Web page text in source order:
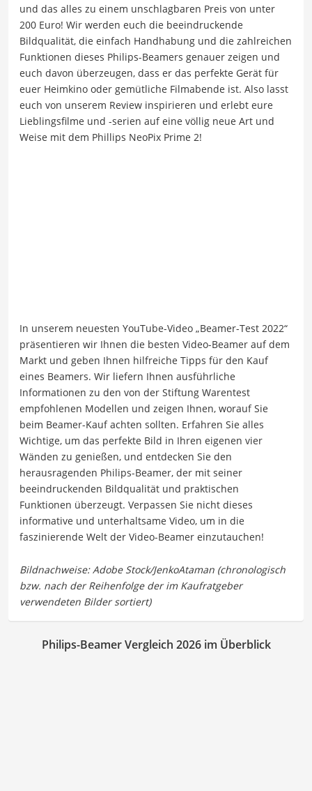
und das alles zu einem unschlagbaren Preis von unter
200 Euro! Wir werden euch die beeindruckende
Bildqualität, die einfach Handhabung und die zahlreichen
Funktionen dieses Philips-Beamers genauer zeigen und
euch davon überzeugen, dass er das perfekte Gerät für
euer Heimkino oder gemütliche Filmabende ist. Also lasst
euch von unserem Review inspirieren und erlebt eure
Lieblingsfilme und -serien auf eine völlig neue Art und
Weise mit dem Phillips NeoPix Prime 2!
In unserem neuesten YouTube-Video „Beamer-Test 2022“
präsentieren wir Ihnen die besten Video-Beamer auf dem
Markt und geben Ihnen hilfreiche Tipps für den Kauf
eines Beamers. Wir liefern Ihnen ausführliche
Informationen zu den von der Stiftung Warentest
empfohlenen Modellen und zeigen Ihnen, worauf Sie
beim Beamer-Kauf achten sollten. Erfahren Sie alles
Wichtige, um das perfekte Bild in Ihren eigenen vier
Wänden zu genießen, und entdecken Sie den
herausragenden Philips-Beamer, der mit seiner
beeindruckenden Bildqualität und praktischen
Funktionen überzeugt. Verpassen Sie nicht dieses
informative und unterhaltsame Video, um in die
faszinierende Welt der Video-Beamer einzutauchen!
Philips-Beamer Vergleich 2026 im Überblick